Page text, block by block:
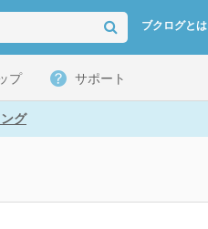
ブクログとは
プ サポート
グ